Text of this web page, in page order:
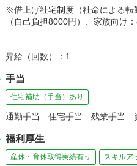
※借上げ社宅制度（社命による転
（自己負担8000円）、家族向け
昇給（回数）：1
手当
住宅補助（手当）あり
通勤手当 住宅手当 残業手当 資
福利厚生
産休・育休取得実績有り スキルア